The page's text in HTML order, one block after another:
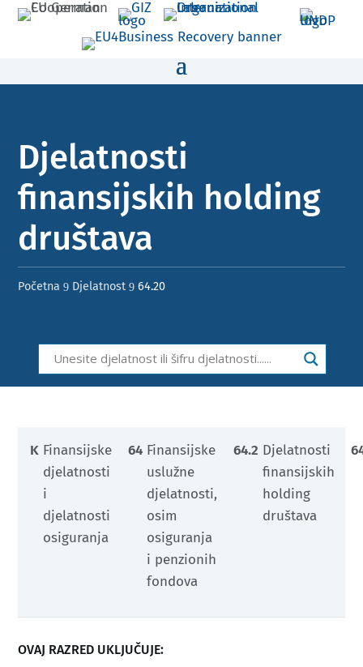
Djelatnosti
finansijskih holding
društava ​
Početna 9 Djelatnost 9 64.20
K Finansijske
djelatnosti
i
djelatnosti
osiguranja
64 Finansijske
uslužne
djelatnosti,
osim
osiguranja
i penzionih
fondova
64.2 Djelatnosti
finansijskih
holding
društava
OVAJ RAZRED UKLJUČUJE: